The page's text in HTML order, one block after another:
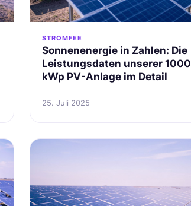
STROMFEE
Sonnenenergie in Zahlen: Die
Leistungsdaten unserer 1000
kWp PV-Anlage im Detail
25. Juli 2025